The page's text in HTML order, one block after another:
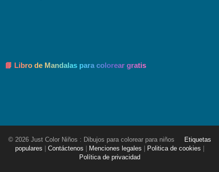
📘 Libro de Mandalas para colorear gratis
© 2026 Just Color Niños : Dibujos para colorear para niños
Etiquetas
populares
Contáctenos Menciones legales Politica de cookies
Política de privacidad